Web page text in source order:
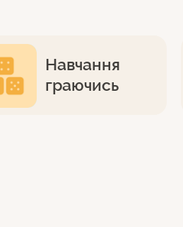
Навчання
граючись